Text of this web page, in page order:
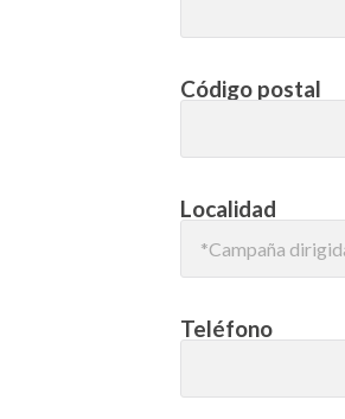
Código postal
Localidad
Teléfono